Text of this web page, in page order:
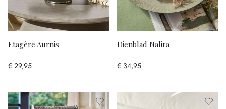
Etagère Aurnis
€ 29,95
Dienblad Nalira
€ 34,95